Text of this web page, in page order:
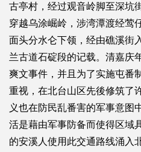
古亭村，经过观音岭脚至深坑
穿越乌涂崛岭，涉湾潭渡经莺
面头分水仑下领，经由礁溪街
兰古道石碇段的记载。清嘉庆
爽文事件，并且为了实施屯番
重视，在北台山区先後修筑了
义也在防民乱番害的军事意图
活是藉由军事防备而使得区域
的安溪人使用此交通路线涌入